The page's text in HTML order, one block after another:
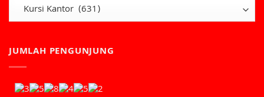
JUMLAH PENGUNJUNG